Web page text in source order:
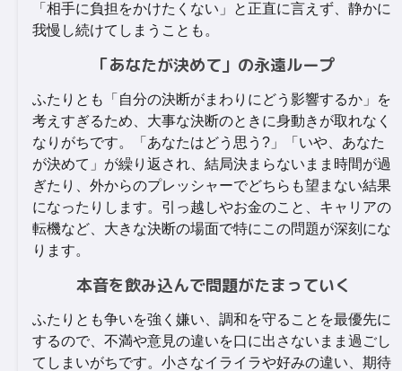
「相手に負担をかけたくない」と正直に言えず、静かに
我慢し続けてしまうことも。
「あなたが決めて」の永遠ループ
ふたりとも「自分の決断がまわりにどう影響するか」を
考えすぎるため、大事な決断のときに身動きが取れなく
なりがちです。「あなたはどう思う?」「いや、あなた
が決めて」が繰り返され、結局決まらないまま時間が過
ぎたり、外からのプレッシャーでどちらも望まない結果
になったりします。引っ越しやお金のこと、キャリアの
転機など、大きな決断の場面で特にこの問題が深刻にな
ります。
本音を飲み込んで問題がたまっていく
ふたりとも争いを強く嫌い、調和を守ることを最優先に
するので、不満や意見の違いを口に出さないまま過ごし
てしまいがちです。小さなイライラや好みの違い、期待